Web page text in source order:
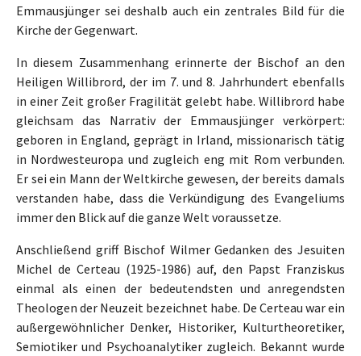
Emmausjünger sei deshalb auch ein zentrales Bild für die
Kirche der Gegenwart.
In diesem Zusammenhang erinnerte der Bischof an den
Heiligen Willibrord, der im 7. und 8. Jahrhundert ebenfalls
in einer Zeit großer Fragilität gelebt habe. Willibrord habe
gleichsam das Narrativ der Emmausjünger verkörpert:
geboren in England, geprägt in Irland, missionarisch tätig
in Nordwesteuropa und zugleich eng mit Rom verbunden.
Er sei ein Mann der Weltkirche gewesen, der bereits damals
verstanden habe, dass die Verkündigung des Evangeliums
immer den Blick auf die ganze Welt voraussetze.
Anschließend griff Bischof Wilmer Gedanken des Jesuiten
Michel de Certeau (1925-1986) auf, den Papst Franziskus
einmal als einen der bedeutendsten und anregendsten
Theologen der Neuzeit bezeichnet habe. De Certeau war ein
außergewöhnlicher Denker, Historiker, Kulturtheoretiker,
Semiotiker und Psychoanalytiker zugleich. Bekannt wurde